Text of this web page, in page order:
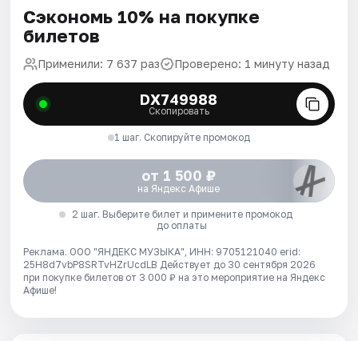
Сэкономь 10% на покупке
билетов
Применили: 7 637 раз Проверено: 1 минуту назад
DX749988
Скопировать
1 шаг. Скопируйте промокод
от 1 500 ₽
на Яндекс Афише
2 шаг. Выберите билет и примените промокод
до оплаты
Реклама. ООО "ЯНДЕКС МУЗЫКА", ИНН: 9705121040 erid:
25H8d7vbP8SRTvHZrUcdLB Действует до 30 сентября 2026
при покупке билетов от 3 000 ₽ на это мероприятие на Яндекс
Афише!